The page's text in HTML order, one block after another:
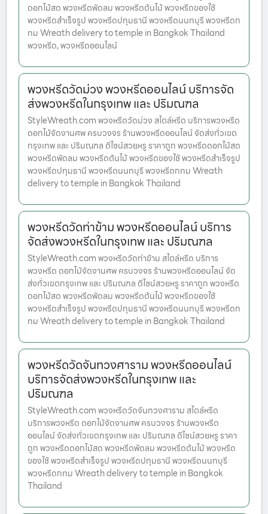
ดอกไม้สด พวงหรีดพัดลม พวงหรีดต้นไม้ พวงหรีดของใช้
พวงหรีดสำเร็จรูป พวงหรีดปทุมธานี พวงหรีดนนทบุรี พวงหรีดก
ทม Wreath delivery to temple in Bangkok Thailand
พวงหรีด, พวงหรีดออนไลน์
พวงหรีดวัดม่วง พวงหรีดออนไลน์ บริการจัด
ส่งพวงหรีดในกรุงเทพ และ ปริมณฑล
StyleWreath.com พวงหรีดวัดม่วง สไตล์หรีด บริการพวงหรีด
ดอกไม้จัดงานศพ ครบวงจร ร้านพวงหรีดออนไลน์ จัดส่งทั่วเขต
กรุงเทพ และ ปริมณฑล ดีไซน์สวยหรู ราคาถูก พวงหรีดดอกไม้สด
พวงหรีดพัดลม พวงหรีดต้นไม้ พวงหรีดของใช้ พวงหรีดสำเร็จรูป
พวงหรีดปทุมธานี พวงหรีดนนทบุรี พวงหรีดกทม Wreath
delivery to temple in Bangkok Thailand
พวงหรีดวัดท่าข้าม พวงหรีดออนไลน์ บริการ
จัดส่งพวงหรีดในกรุงเทพ และ ปริมณฑล
StyleWreath.com พวงหรีดวัดท่าข้าม สไตล์หรีด บริการ
พวงหรีด ดอกไม้จัดงานศพ ครบวงจร ร้านพวงหรีดออนไลน์ จัด
ส่งทั่วเขตกรุงเทพ และ ปริมณฑล ดีไซน์สวยหรู ราคาถูก พวงหรีด
ดอกไม้สด พวงหรีดพัดลม พวงหรีดต้นไม้ พวงหรีดของใช้
พวงหรีดสำเร็จรูป พวงหรีดปทุมธานี พวงหรีดนนทบุรี พวงหรีดก
ทม Wreath delivery to temple in Bangkok Thailand
พวงหรีดวัดจันทวงศาราม พวงหรีดออนไลน์
บริการจัดส่งพวงหรีดในกรุงเทพ และ
ปริมณฑล
StyleWreath.com พวงหรีดวัดจันทวงศาราม สไตล์หรีด
บริการพวงหรีด ดอกไม้จัดงานศพ ครบวงจร ร้านพวงหรีด
ออนไลน์ จัดส่งทั่วเขตกรุงเทพ และ ปริมณฑล ดีไซน์สวยหรู ราคา
ถูก พวงหรีดดอกไม้สด พวงหรีดพัดลม พวงหรีดต้นไม้ พวงหรีด
ของใช้ พวงหรีดสำเร็จรูป พวงหรีดปทุมธานี พวงหรีดนนทบุรี
พวงหรีดกทม Wreath delivery to temple in Bangkok
Thailand